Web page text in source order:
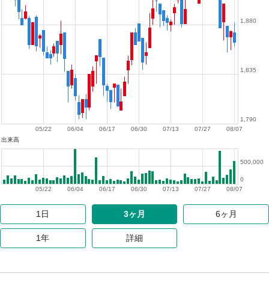
08/07
07/27
07/13
06/30
06/17
06/04
05/22
1,790
1,835
1,880
出来高
08/07
07/27
07/13
06/30
06/17
06/04
05/22
0
500,000
1日 3ヶ月 6ヶ月
1年 詳細